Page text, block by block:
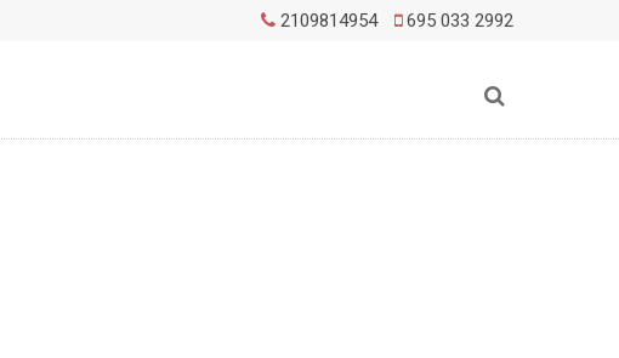
2109814954 695 033 2992